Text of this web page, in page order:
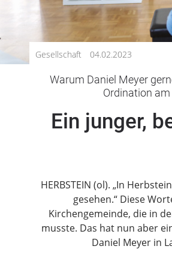
Gesellschaft 04.02.2023
Warum Daniel Meyer
Ordination
Ein junger,
HERBSTEIN (ol). „In
gesehen.“ Diese
Kirchengemeinde, die in
musste. Das hat nun aber
Daniel Meyer in